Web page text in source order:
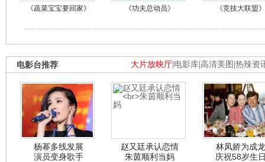
《蔬菜宝宝要回家》 《功夫总动员》 《竞技大联盟》
大片放映厅 电影库 高清美图 热辣资
电影台推荐
杨幂多线发展
演员变身歌手
赵又廷承认恋情
朱茵顺利当妈
林凤娇为成龙
庆祝58岁生